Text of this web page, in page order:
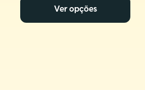
Ver opções